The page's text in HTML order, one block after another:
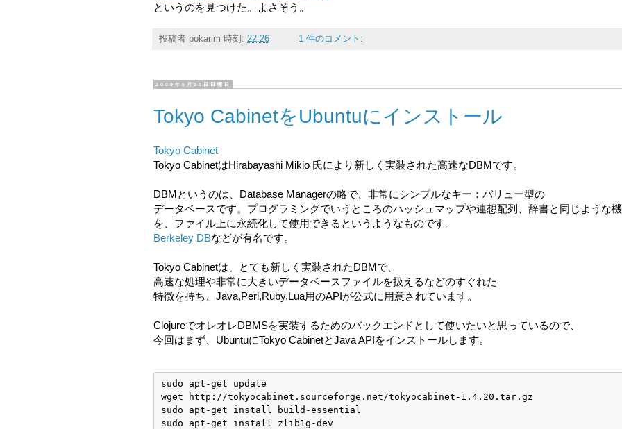
というのを見つけた。よさそう。
投稿者 pokarim 時刻: 22:26 1 件のコメント:
2009年5月10日日曜日
Tokyo CabinetをUbuntuにインストール
Tokyo Cabinet
Tokyo CabinetはHirabayashi Mikio 氏により新しく実装された高速なDBMです。
DBMというのは、Database Managerの略で、非常にシンプルなキー：バリュー型の
データベースです。プログラミングでいうところのハッシュマップや連想配列、辞書と同じような
を、ファイル上に永続化して使用できるというようなものです。
Berkeley DBなどが有名です。
Tokyo Cabinetは、とても新しく実装されたDBMで、
高速な処理や非常に大きいデータベースファイルを扱えるなどのすぐれた
特徴を持ち、Java,Perl,Ruby,Lua用のAPIが公式に用意されています。
ClojureでオレオレDBMSを実装するためのバックエンドとして使いたいと思っているので、
今回はまず、UbuntuにTokyo CabinetとJava APIをインストールします。
sudo apt-get update
wget http://tokyocabinet.sourceforge.net/tokyocabinet-1.4.20.tar.gz
sudo apt-get install build-essential
sudo apt-get install zlib1g-dev